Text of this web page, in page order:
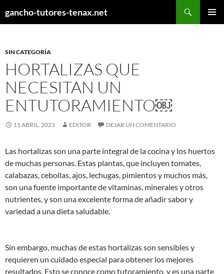
algancho-tutores-tenax.net
SIN CATEGORÍA
HORTALIZAS QUE
NECESITAN UN
ENTUTORAMIENTO￼
11 ABRIL, 2023 EDITOR DEJAR UN COMENTARIO
Las hortalizas son una parte integral de la cocina y los huertos
de muchas personas. Estas plantas, que incluyen tomates,
calabazas, cebollas, ajos, lechugas, pimientos y muchos más,
son una fuente importante de vitaminas, minerales y otros
nutrientes, y son una excelente forma de añadir sabor y
variedad a una dieta saludable.
Sin embargo, muchas de estas hortalizas son sensibles y
requieren un cuidado especial para obtener los mejores
resultados. Esto se conoce como tutoramiento, y es una parte